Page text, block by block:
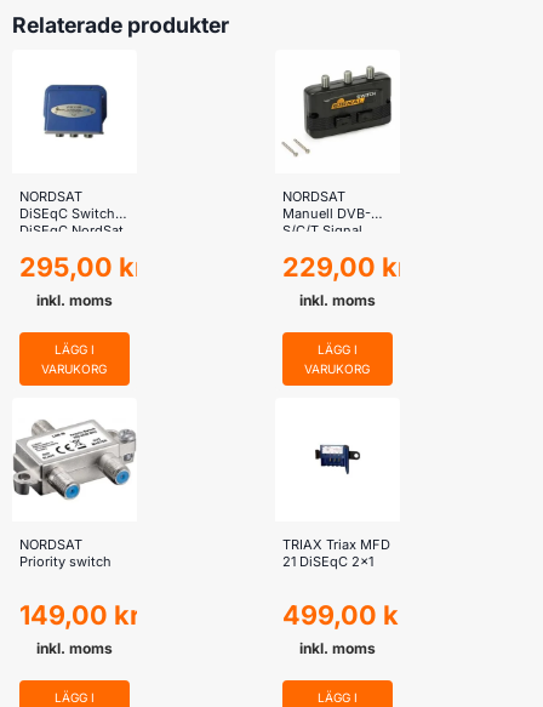
Relaterade produkter
NORDSAT
DiSEqC Switch –
DiSEqC NordSat
High ISO
295,00 kr
inkl. moms
LÄGG I
VARUKORG
NORDSAT
Manuell DVB-
S/C/T Signal
229,00 kr
inkl. moms
LÄGG I
VARUKORG
NORDSAT
Priority switch
149,00 kr
inkl. moms
LÄGG I
TRIAX Triax MFD
21 DiSEqC 2×1
499,00 kr
inkl. moms
LÄGG I